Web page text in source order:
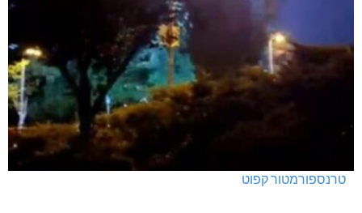
טרנספורמטור קפוט